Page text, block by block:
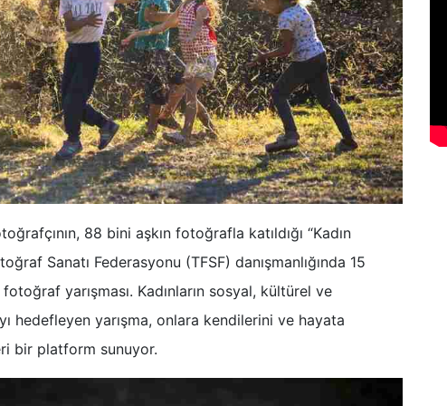
88 bini aşkın fotoğrafla katıldığı “Kadın
Sanatı Federasyonu (TFSF) danışmanlığında 15
yarışması. Kadınların sosyal, kültürel ve
hedefleyen yarışma, onlara kendilerini ve hayata
bir platform sunuyor.